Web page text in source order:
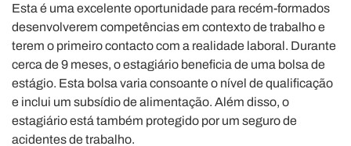
Esta é uma excelente oportunidade para recém-formados
desenvolverem competências em contexto de trabalho e
terem o primeiro contacto com a realidade laboral. Durante
cerca de 9 meses, o estagiário beneficia de uma bolsa de
estágio. Esta bolsa varia consoante o nível de qualificação
e inclui um subsídio de alimentação. Além disso, o
estagiário está também protegido por um seguro de
acidentes de trabalho.